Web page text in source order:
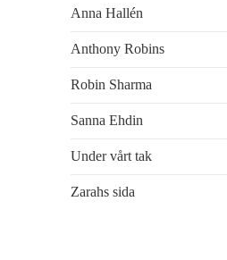
Anna Hallén
Anthony Robins
Robin Sharma
Sanna Ehdin
Under vårt tak
Zarahs sida